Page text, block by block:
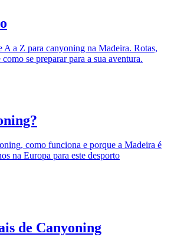
A a Z para canyoning na Madeira. Rotas,
se preparar para a sua aventura.
como funciona e porque a Madeira é
na Europa para este desporto
de Canyoning